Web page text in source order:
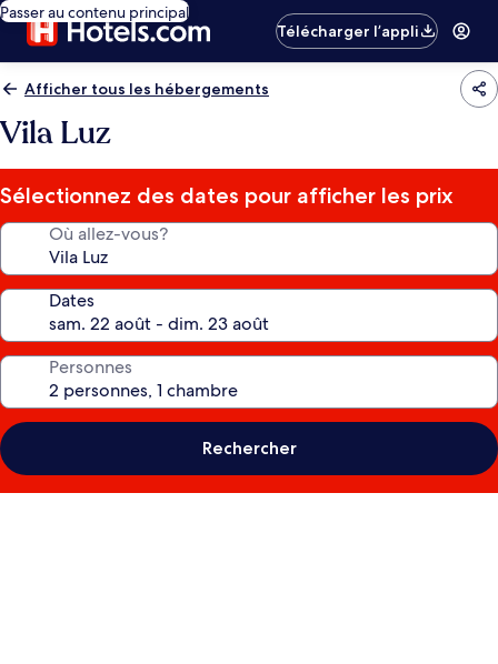
Passer au contenu principal
Télécharger l’appli
Afficher tous les hébergements
Vila Luz
Sélectionnez des dates pour afficher les prix
Où allez-vous?
Dates
Personnes
Rechercher